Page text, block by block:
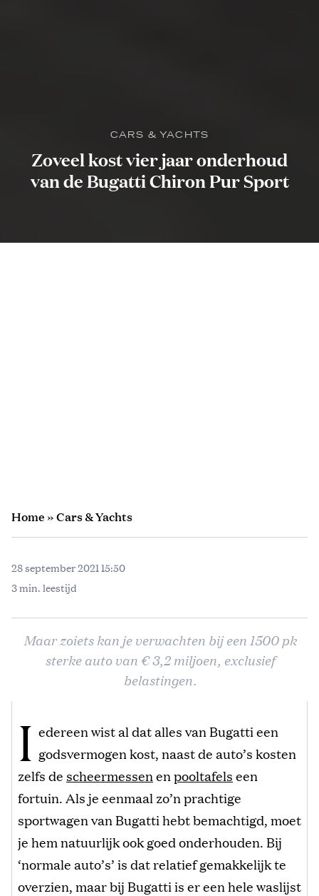
CARS & YACHTS
Zoveel kost vier jaar onderhoud
van de Bugatti Chiron Pur Sport
Home»Cars & Yachts
28 september 2021 15:50
3 min. leestijd
Maar zoiets kan je verwachten bij een 1500 pk
sterke auto van € 3,2 miljoen, exclusief
belastingen.
I edereen wist al dat alles van Bugatti een
godsvermogen kost, naast de auto’s kosten
zelfs de scheermessenenpooltafelseen
fortuin. Als je eenmaal zo’n prachtige
sportwagen van Bugatti hebt bemachtigd, moet
je hem natuurlijk ook goed onderhouden. Bij
‘normale auto’s’ is dat relatief gemakkelijk te
overzien, maar bij Bugatti is er een hele waslijst